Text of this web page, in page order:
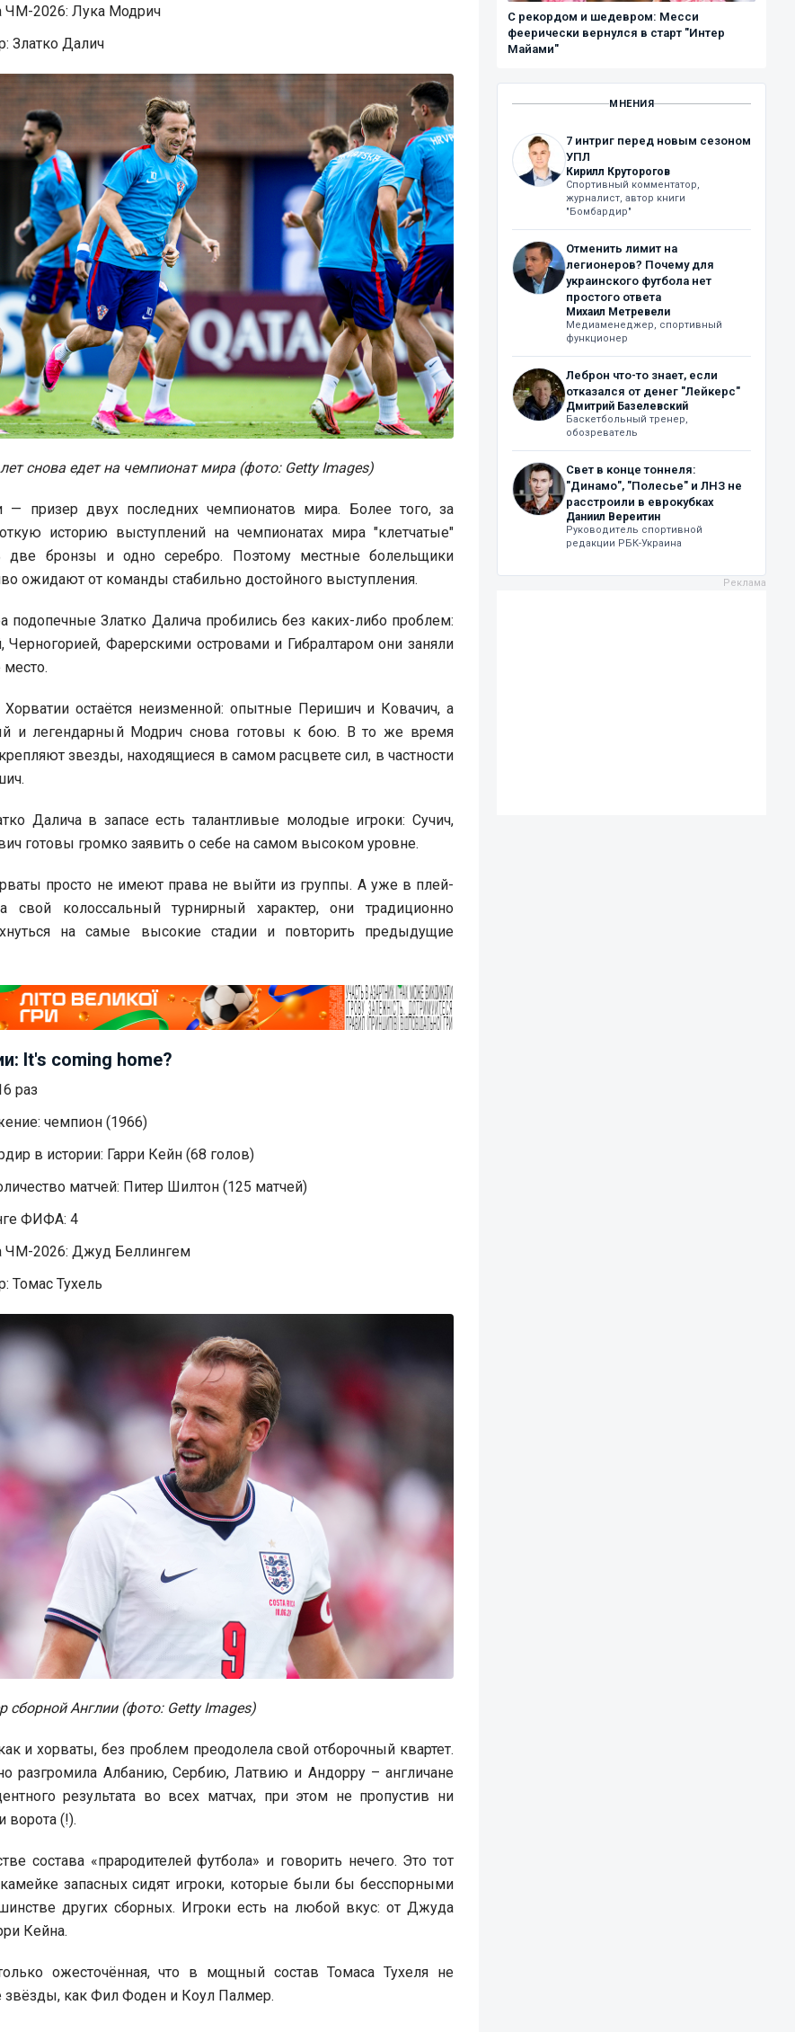
ЧМ-2026: Лука Модрич
Златко Далич
снова едет на чемпионат мира (фото: Getty Images)
— призер двух последних чемпионатов мира. Более того, за
историю выступлений на чемпионатах мира "клетчатые"
две бронзы и одно серебро. Поэтому местные болельщики
ожидают от команды стабильно достойного выступления.
подопечные Златко Далича пробились без каких-либо проблем:
Черногорией, Фарерскими островами и Гибралтаром они заняли
Хорватии остаётся неизменной: опытные Перишич и Ковачич, а
и легендарный Модрич снова готовы к бою. В то же время
звезды, находящиеся в самом расцвете сил, в частности
Далича в запасе есть талантливые молодые игроки: Сучич,
готовы громко заявить о себе на самом высоком уровне.
просто не имеют права не выйти из группы. А уже в плей-
свой колоссальный турнирный характер, они традиционно
на самые высокие стадии и повторить предыдущие
It's coming home?
раз
чемпион (1966)
в истории: Гарри Кейн (68 голов)
матчей: Питер Шилтон (125 матчей)
ФИФА: 4
ЧМ-2026: Джуд Беллингем
Томас Тухель
сборной Англии (фото: Getty Images)
и хорваты, без проблем преодолела свой отборочный квартет.
разгромила Албанию, Сербию, Латвию и Андорру – англичане
результата во всех матчах, при этом не пропустив ни
ворота (!).
состава «прародителей футбола» и говорить нечего. Это тот
запасных сидят игроки, которые были бы бесспорными
других сборных. Игроки есть на любой вкус: от Джуда
Кейна.
ожесточённая, что в мощный состав Томаса Тухеля не
как Фил Фоден и Коул Палмер.
С рекордом и шедевром: Месси
феерически вернулся в старт "Интер
Майами"
МНЕНИЯ
7 интриг перед новым сезоном
УПЛ
Кирилл Круторогов
Спортивный комментатор,
журналист, автор книги
"Бомбардир"
Отменить лимит на
легионеров? Почему для
украинского футбола нет
простого ответа
Михаил Метревели
Медиаменеджер, спортивный
функционер
Леброн что-то знает, если
отказался от денег "Лейкерс"
Дмитрий Базелевский
Баскетбольный тренер,
обозреватель
Свет в конце тоннеля:
"Динамо", "Полесье" и ЛНЗ не
расстроили в еврокубках
Даниил Вереитин
Руководитель спортивной
редакции РБК-Украина